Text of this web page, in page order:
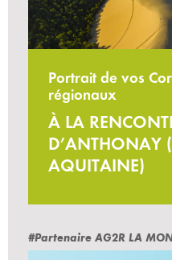
Portrait de vos
régionaux
À LA
D’ANTHONAY
AQUITAINE)
#Partenaire AG2R LA